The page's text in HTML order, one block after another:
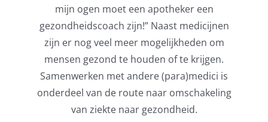
mijn ogen moet een apotheker een
gezondheidscoach zijn!” Naast medicijnen
zijn er nog veel meer mogelijkheden om
mensen gezond te houden of te krijgen.
Samenwerken met andere (para)medici is
onderdeel van de route naar omschakeling
van ziekte naar gezondheid.